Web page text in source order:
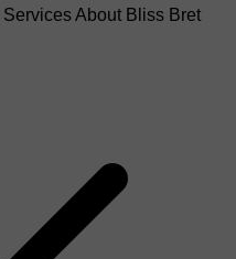
ServicesAbout Bliss Bret